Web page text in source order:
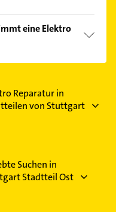
eine Elektro
und
Reparatur in
von Stuttgart
Suchen in
Stadtteil Ost